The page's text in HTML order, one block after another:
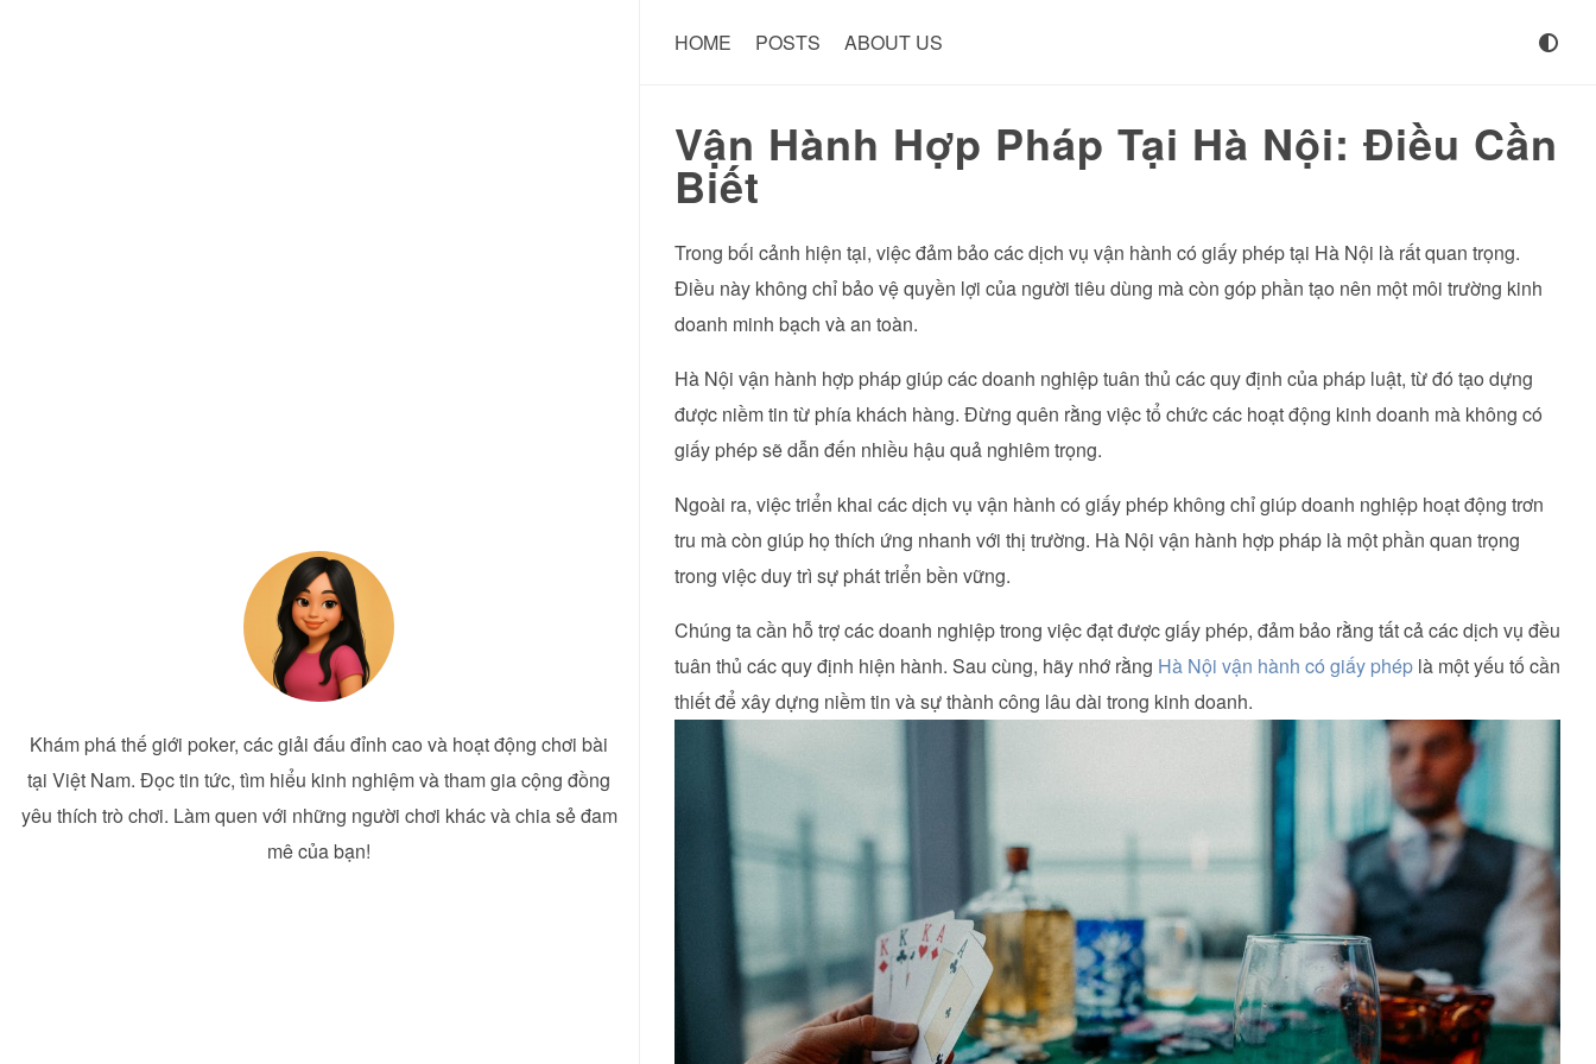
Khám phá thế giới poker, các giải đấu đỉnh cao và hoạt động chơi bài
tại Việt Nam. Đọc tin tức, tìm hiểu kinh nghiệm và tham gia cộng đồng
yêu thích trò chơi. Làm quen với những người chơi khác và chia sẻ đam
mê của bạn!
HOME POSTS ABOUT US
Vận Hành Hợp Pháp Tại Hà Nội: Điều Cần
Biết
Trong bối cảnh hiện tại, việc đảm bảo các dịch vụ vận hành có giấy phép tại Hà Nội là rất quan trọng.
Điều này không chỉ bảo vệ quyền lợi của người tiêu dùng mà còn góp phần tạo nên một môi trường kinh
doanh minh bạch và an toàn.
Hà Nội vận hành hợp pháp giúp các doanh nghiệp tuân thủ các quy định của pháp luật, từ đó tạo dựng
được niềm tin từ phía khách hàng. Đừng quên rằng việc tổ chức các hoạt động kinh doanh mà không có
giấy phép sẽ dẫn đến nhiều hậu quả nghiêm trọng.
Ngoài ra, việc triển khai các dịch vụ vận hành có giấy phép không chỉ giúp doanh nghiệp hoạt động trơn
tru mà còn giúp họ thích ứng nhanh với thị trường. Hà Nội vận hành hợp pháp là một phần quan trọng
trong việc duy trì sự phát triển bền vững.
Chúng ta cần hỗ trợ các doanh nghiệp trong việc đạt được giấy phép, đảm bảo rằng tất cả các dịch vụ đều
tuân thủ các quy định hiện hành. Sau cùng, hãy nhớ rằng Hà Nội vận hành có giấy phéplà một yếu tố cần
thiết để xây dựng niềm tin và sự thành công lâu dài trong kinh doanh.